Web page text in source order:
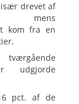
især drevet af
mens
kom fra en
tværgående
udgjorde
pct. af de